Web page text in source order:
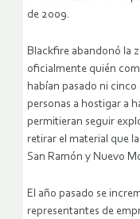
de 2009.
Blackfire abandonó la
oficialmente quién
habían pasado ni
personas a hostigar a
permitieran seguir
retirar el material que
San Ramón y Nuevo
El año pasado se
representantes de